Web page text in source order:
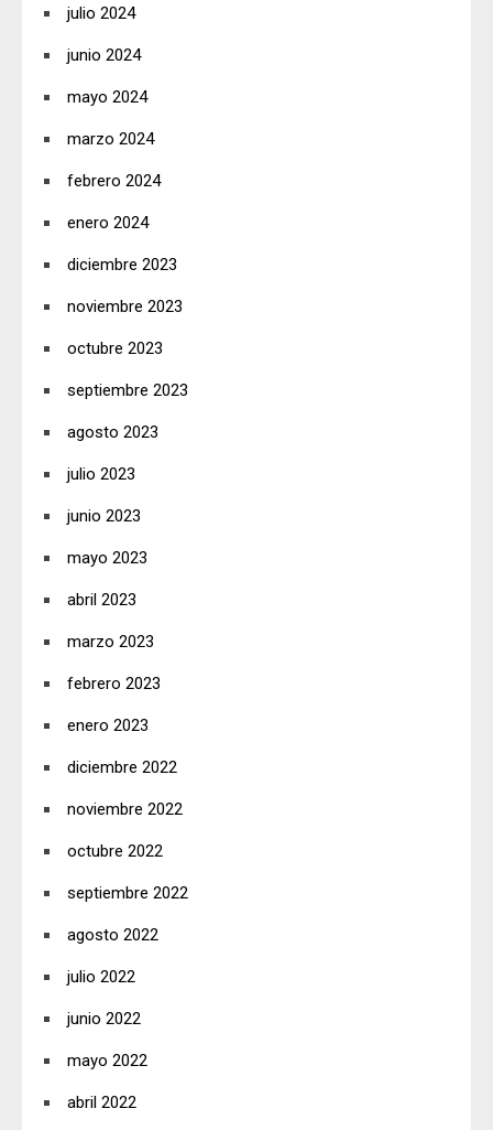
julio 2024
junio 2024
mayo 2024
marzo 2024
febrero 2024
enero 2024
diciembre 2023
noviembre 2023
octubre 2023
septiembre 2023
agosto 2023
julio 2023
junio 2023
mayo 2023
abril 2023
marzo 2023
febrero 2023
enero 2023
diciembre 2022
noviembre 2022
octubre 2022
septiembre 2022
agosto 2022
julio 2022
junio 2022
mayo 2022
abril 2022